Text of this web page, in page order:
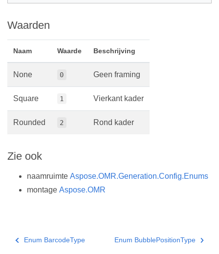
Waarden
Naam Waarde Beschrijving
None 0 Geen framing
Square 1 Vierkant kader
Rounded 2 Rond kader
Zie ook
naamruimte Aspose.OMR.Generation.Config.Enums
montage Aspose.OMR
Enum BarcodeType Enum BubblePositionType